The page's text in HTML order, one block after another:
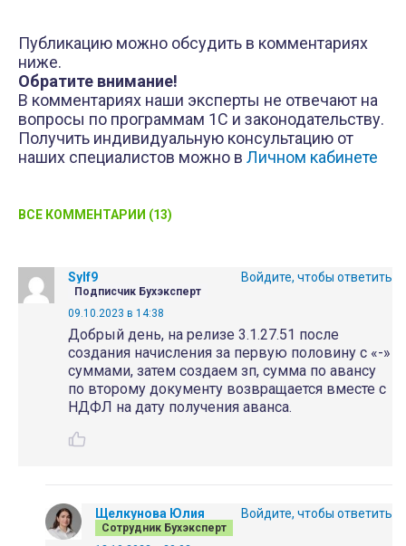
Публикацию можно обсудить в комментариях
ниже.
Обратите внимание!
В комментариях наши эксперты не отвечают на
вопросы по программам 1С и законодательству.
Получить индивидуальную консультацию от
наших специалистов можно в Личном кабинете
ВСЕ КОММЕНТАРИИ (13)
Sylf9
Подписчик Бухэксперт
09.10.2023 в 14:38
Добрый день, на релизе 3.1.27.51 после
создания начисления за первую половину с «-»
суммами, затем создаем зп, сумма по авансу
по второму документу возвращается вместе с
НДФЛ на дату получения аванса.
Войдите, чтобы ответить
Щелкунова Юлия
Сотрудник Бухэксперт
Войдите, чтобы ответить